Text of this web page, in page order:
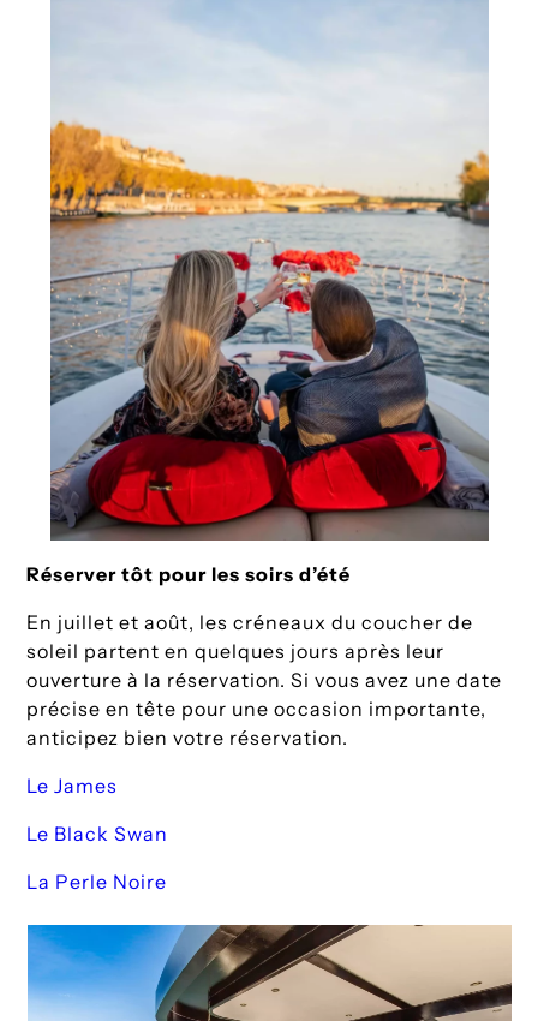
Réserver tôt pour les soirs d’été
En juillet et août, les créneaux du coucher de
soleil partent en quelques jours après leur
ouverture à la réservation. Si vous avez une date
précise en tête pour une occasion importante,
anticipez bien votre réservation.
Le James
Le Black Swan
La Perle Noire